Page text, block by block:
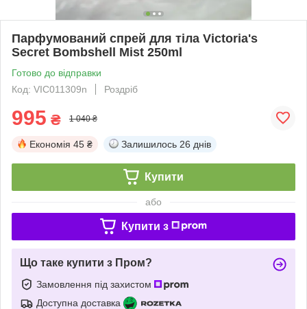
Парфумований спрей для тіла Victoria's
Secret Bombshell Mist 250ml
Готово до відправки
Код: VIC011309n
Роздріб
995 ₴ 1 040 ₴
Економія 45 ₴ Залишилось 26 днів
Купити
або
Купити з
Що таке купити з Пром?
Замовлення під захистом
Доступна доставка